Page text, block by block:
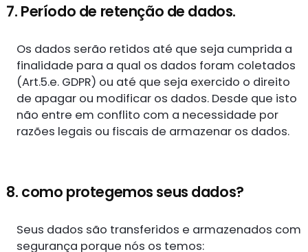
7. Período de retenção de dados.
Os dados serão retidos até que seja cumprida a
finalidade para a qual os dados foram coletados
(Art.5.e. GDPR) ou até que seja exercido o direito
de apagar ou modificar os dados. Desde que isto
não entre em conflito com a necessidade por
razões legais ou fiscais de armazenar os dados.
8. como protegemos seus dados?
Seus dados são transferidos e armazenados com
segurança porque nós os temos: